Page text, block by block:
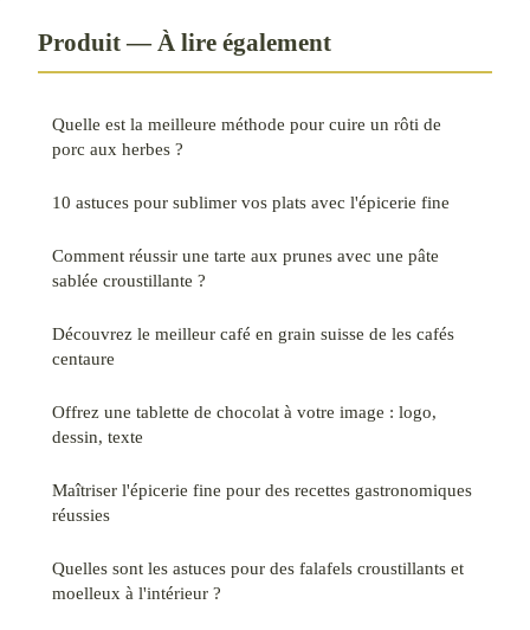
Produit — À lire également
Quelle est la meilleure méthode pour cuire un rôti de
porc aux herbes ?
10 astuces pour sublimer vos plats avec l'épicerie fine
Comment réussir une tarte aux prunes avec une pâte
sablée croustillante ?
Découvrez le meilleur café en grain suisse de les cafés
centaure
Offrez une tablette de chocolat à votre image : logo,
dessin, texte
Maîtriser l'épicerie fine pour des recettes gastronomiques
réussies
Quelles sont les astuces pour des falafels croustillants et
moelleux à l'intérieur ?